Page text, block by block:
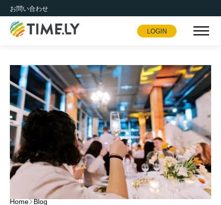
お問い合わせ
Timely
LOGIN
Home Blog